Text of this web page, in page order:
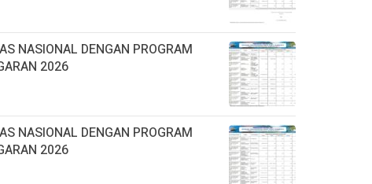
NASIONAL DENGAN PROGRAM
2026
NASIONAL DENGAN PROGRAM
2026